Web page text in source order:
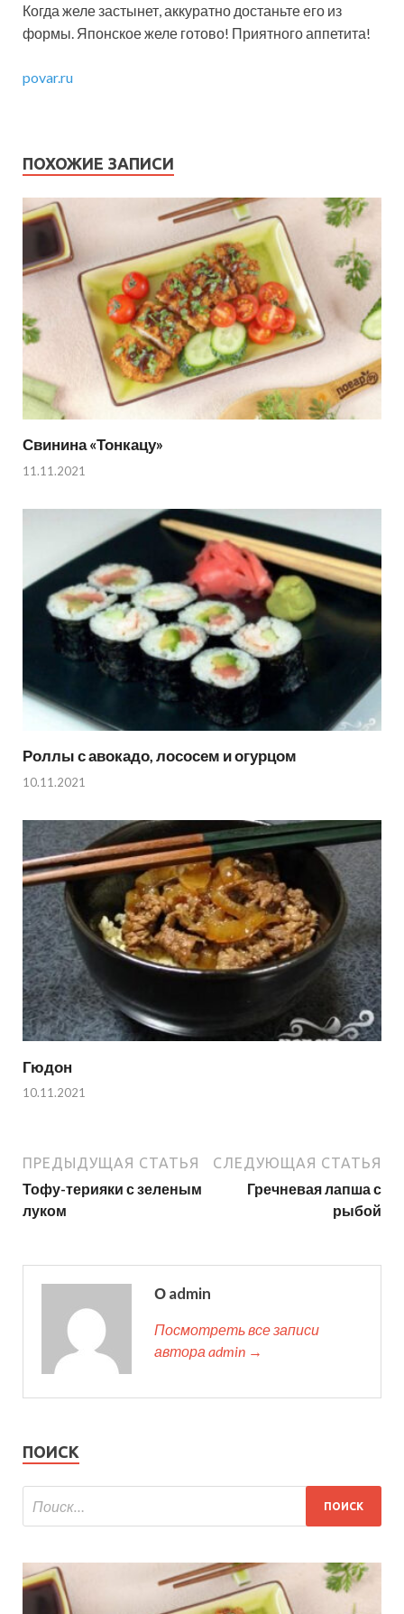
Когда желе застынет, аккуратно достаньте его из
формы. Японское желе готово! Приятного аппетита!
povar.ru
ПОХОЖИЕ ЗАПИСИ
Свинина «Тонкацу»
11.11.2021
Роллы с авокадо, лососем и огурцом
10.11.2021
Гюдон
10.11.2021
ПРЕДЫДУЩАЯ СТАТЬЯ
Тофу-терияки с зеленым
луком
СЛЕДУЮЩАЯ СТАТЬЯ
Гречневая лапша с
рыбой
О admin
Посмотреть все записи
автора admin →
ПОИСК